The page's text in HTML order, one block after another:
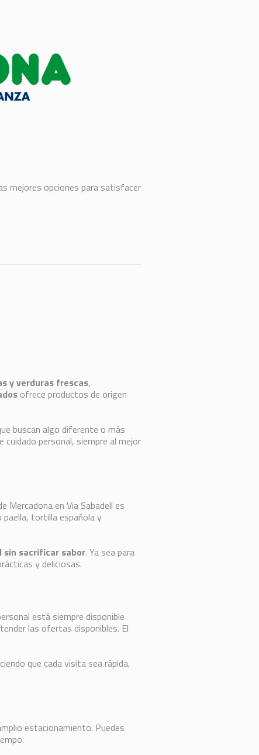
mejores opciones para satisfacer
y verduras frescas,
ofrece productos de origen
buscan algo diferente o más
personal, siempre al mejor
Mercadona en Via Sabadell es
tortilla española y
sin sacrificar sabor. Ya sea para
y deliciosas.
está siempre disponible
las ofertas disponibles. El
que cada visita sea rápida,
estacionamiento. Puedes